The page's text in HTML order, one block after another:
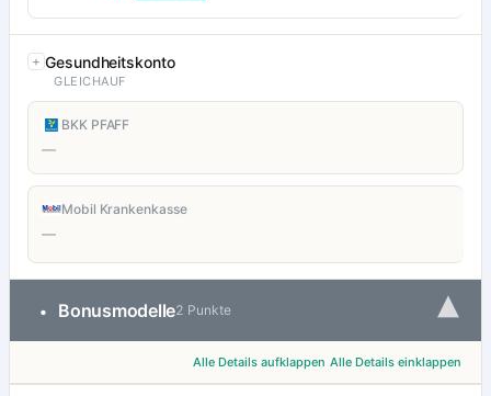
Gesundheitskonto
GLEICHAUF
BKK PFAFF
—
Mobil Krankenkasse
—
• Bonusmodelle2 Punkte ▾
Alle Details aufklappen Alle Details einklappen